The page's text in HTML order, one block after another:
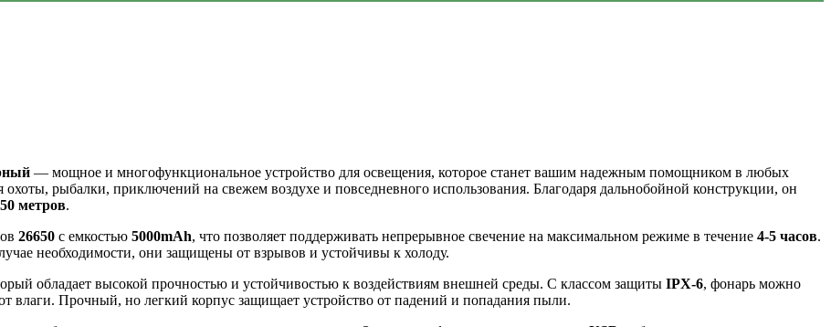
— мощное и многофункциональное устройство для освещения, которое станет вашим надежным помощником в любых
охоты, рыбалки, приключений на свежем воздухе и повседневного использования. Благодаря дальнобойной конструкции, он
метров.
26650 с емкостью 5000mAh, что позволяет поддерживать непрерывное свечение на максимальном режиме в течение 4-5 часов.
необходимости, они защищены от взрывов и устойчивы к холоду.
обладает высокой прочностью и устойчивостью к воздействиям внешней среды. С классом защиты IPX-6, фонарь можно
влаги. Прочный, но легкий корпус защищает устройство от падений и попадания пыли.